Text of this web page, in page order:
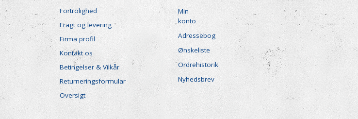
Fortrolighed
Fragt og levering
Firma profil
Kontakt os
Betingelser & Vilkår
Returneringsformular
Oversigt
Min
konto
Adressebog
Ønskeliste
Ordrehistorik
Nyhedsbrev